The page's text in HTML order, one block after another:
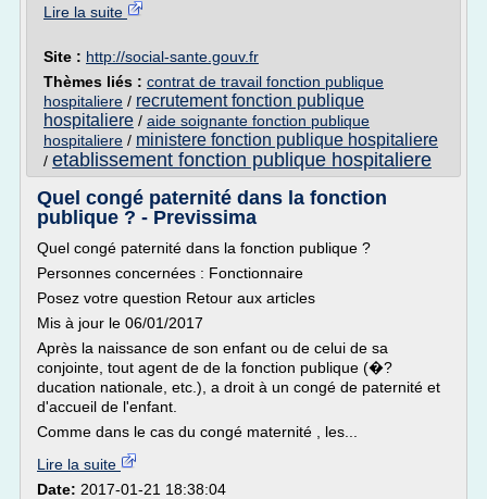
Lire la suite
Site : http://social-sante.gouv.fr
Thèmes liés : contrat de travail fonction publique
hospitaliere / recrutement fonction publique
hospitaliere / aide soignante fonction publique
hospitaliere / ministere fonction publique hospitaliere
/ etablissement fonction publique hospitaliere
Quel congé paternité dans la fonction
publique ? - Previssima
Quel congé paternité dans la fonction publique ?
Personnes concernées : Fonctionnaire
Posez votre question Retour aux articles
Mis à jour le 06/01/2017
Après la naissance de son enfant ou de celui de sa
conjointe, tout agent de de la fonction publique (�?
ducation nationale, etc.), a droit à un congé de paternité et
d'accueil de l'enfant.
Comme dans le cas du congé maternité , les...
Lire la suite
Date: 2017-01-21 18:38:04